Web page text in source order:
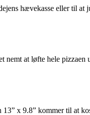
hævekasse eller til at
at løfte hele
x 9.8” kommer til at